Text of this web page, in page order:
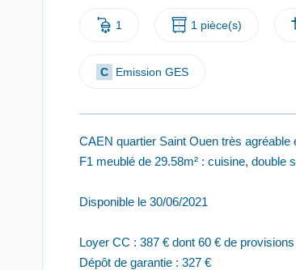
1 1 pièce(s)
C Emission GES
CAEN quartier Saint Ouen très
F1 meublé de 29.58m² : cuisine, double
Disponible le 30/06/2021
Loyer CC : 387 € dont 60 € de
Dépôt de garantie : 327 €